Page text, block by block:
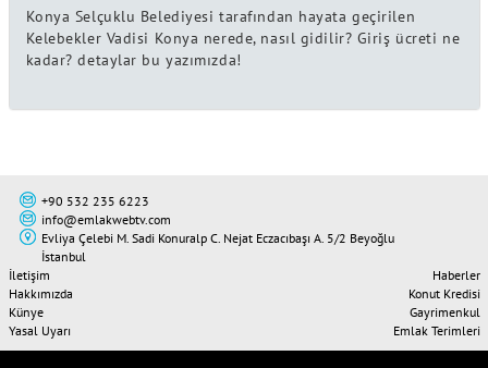
Konya Selçuklu Belediyesi tarafından hayata geçirilen
Kelebekler Vadisi Konya nerede, nasıl gidilir? Giriş ücreti ne
kadar? detaylar bu yazımızda!
+90 532 235 6223
info@emlakwebtv.com
Evliya Çelebi M. Sadi Konuralp C. Nejat Eczacıbaşı A. 5/2 Beyoğlu
İstanbul
İletişim
Hakkımızda
Künye
Yasal Uyarı
Haberler
Konut Kredisi
Gayrimenkul
Emlak Terimleri